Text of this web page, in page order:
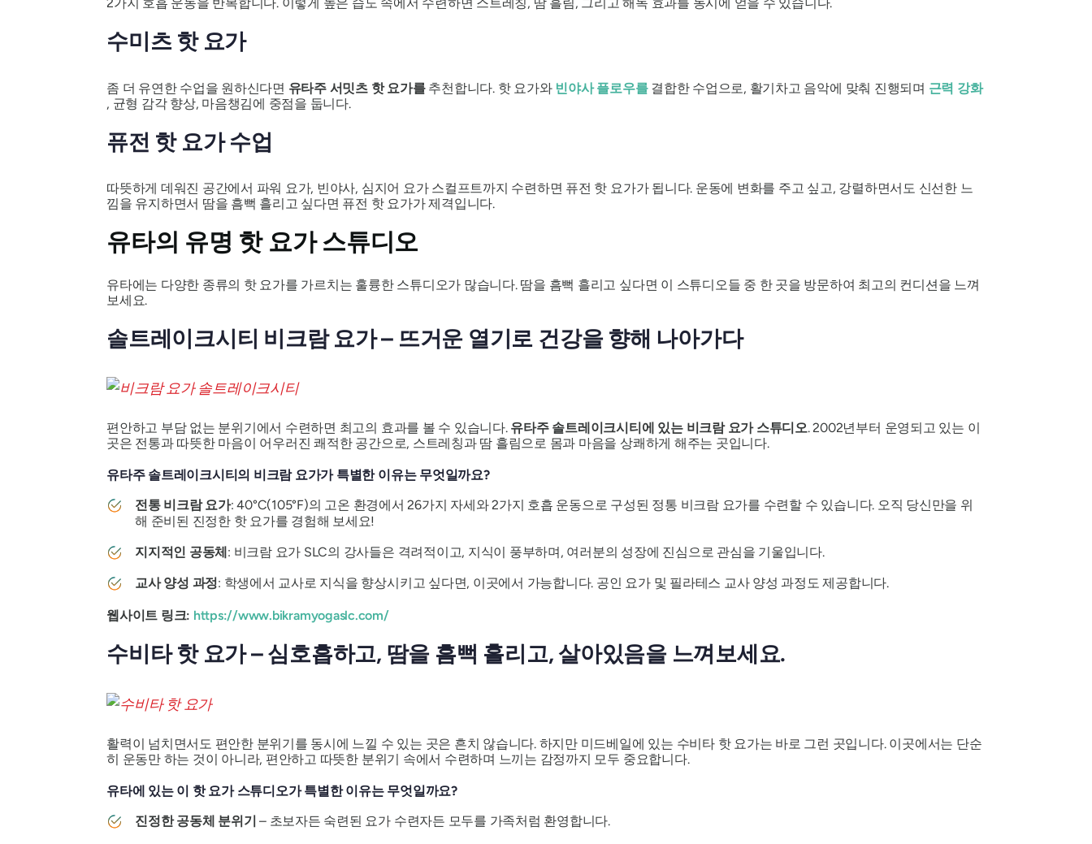
2가지 호흡 운동을 반복합니다. 이렇게 높은 습도 속에서 수련하면 스트레칭, 땀 흘림, 그리고 해독 효과를 동시에 얻을 수 있습니다.
수미츠 핫 요가
좀 더 유연한 수업을 원하신다면 유타주 서밋츠 핫 요가를추천합니다. 핫 요가와 빈야사 플로우를결합한 수업으로, 활기차고 음악에 맞춰 진행되며 근력 강화
, 균형 감각 향상, 마음챙김에 중점을 둡니다.
퓨전 핫 요가 수업
따뜻하게 데워진 공간에서 파워 요가, 빈야사, 심지어 요가 스컬프트까지 수련하면 퓨전 핫 요가가 됩니다. 운동에 변화를 주고 싶고, 강렬하면서도 신선한 느
낌을 유지하면서 땀을 흠뻑 흘리고 싶다면 퓨전 핫 요가가 제격입니다.
유타의 유명 핫 요가 스튜디오
유타에는 다양한 종류의 핫 요가를 가르치는 훌륭한 스튜디오가 많습니다. 땀을 흠뻑 흘리고 싶다면 이 스튜디오들 중 한 곳을 방문하여 최고의 컨디션을 느껴
보세요.
솔트레이크시티 비크람 요가 – 뜨거운 열기로 건강을 향해 나아가다
편안하고 부담 없는 분위기에서 수련하면 최고의 효과를 볼 수 있습니다. 유타주 솔트레이크시티에 있는 비크람 요가 스튜디오. 2002년부터 운영되고 있는 이
곳은 전통과 따뜻한 마음이 어우러진 쾌적한 공간으로, 스트레칭과 땀 흘림으로 몸과 마음을 상쾌하게 해주는 곳입니다.
유타주 솔트레이크시티의 비크람 요가가 특별한 이유는 무엇일까요?
전통 비크람 요가: 40°C(105°F)의 고온 환경에서 26가지 자세와 2가지 호흡 운동으로 구성된 정통 비크람 요가를 수련할 수 있습니다. 오직 당신만을 위
해 준비된 진정한 핫 요가를 경험해 보세요!
지지적인 공동체 : 비크람 요가 SLC의 강사들은 격려적이고, 지식이 풍부하며, 여러분의 성장에 진심으로 관심을 기울입니다.
교사 양성 과정: 학생에서 교사로 지식을 향상시키고 싶다면, 이곳에서 가능합니다. 공인 요가 및 필라테스 교사 양성 과정도 제공합니다.
웹사이트 링크: https://www.bikramyogaslc.com/
수비타 핫 요가 – 심호흡하고, 땀을 흠뻑 흘리고, 살아있음을 느껴보세요.
활력이 넘치면서도 편안한 분위기를 동시에 느낄 수 있는 곳은 흔치 않습니다. 하지만 미드베일에 있는 수비타 핫 요가는 바로 그런 곳입니다. 이곳에서는 단순
히 운동만 하는 것이 아니라, 편안하고 따뜻한 분위기 속에서 수련하며 느끼는 감정까지 모두 중요합니다.
유타에 있는 이 핫 요가 스튜디오가 특별한 이유는 무엇일까요?
진정한 공동체 분위기 – 초보자든 숙련된 요가 수련자든 모두를 가족처럼 환영합니다.